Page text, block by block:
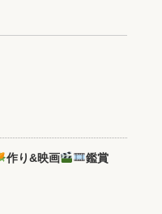
作り&映画 鑑賞